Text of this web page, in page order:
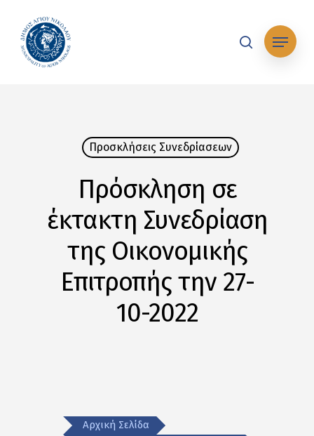
main
content
searchΜενού
Προσκλήσεις Συνεδρίασεων
Πρόσκληση σε
έκτακτη Συνεδρίαση
της Οικονομικής
Επιτροπής την 27-
10-2022
Αρχική Σελίδα